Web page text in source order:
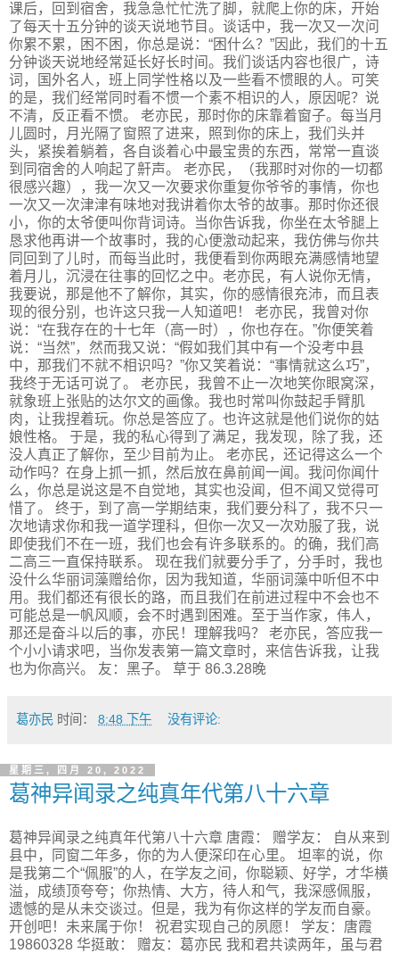
课后，回到宿舍，我急急忙忙洗了脚，就爬上你的床，开始
了每天十五分钟的谈天说地节目。谈话中，我一次又一次问
你累不累，困不困，你总是说：“困什么？”因此，我们的十五
分钟谈天说地经常延长好长时间。我们谈话内容也很广，诗
词，国外名人，班上同学性格以及一些看不惯眼的人。可笑
的是，我们经常同时看不惯一个素不相识的人，原因呢？说
不清，反正看不惯。 老亦民，那时你的床靠着窗子。每当月
儿圆时，月光隔了窗照了进来，照到你的床上，我们头并
头，紧挨着躺着，各自谈着心中最宝贵的东西，常常一直谈
到同宿舍的人响起了鼾声。 老亦民，（我那时对你的一切都
很感兴趣），我一次又一次要求你重复你爷爷的事情，你也
一次又一次津津有味地对我讲着你太爷的故事。那时你还很
小，你的太爷便叫你背词诗。当你告诉我，你坐在太爷腿上
恳求他再讲一个故事时，我的心便激动起来，我仿佛与你共
同回到了儿时，而每当此时，我便看到你两眼充满感情地望
着月儿，沉浸在往事的回忆之中。老亦民，有人说你无情，
我要说，那是他不了解你，其实，你的感情很充沛，而且表
现的很分别，也许这只我一人知道吧！ 老亦民，我曾对你
说：“在我存在的十七年（高一时），你也存在。”你便笑着
说：“当然”，然而我又说：“假如我们其中有一个没考中县
中，那我们不就不相识吗？”你又笑着说：“事情就这么巧”，
我终于无话可说了。 老亦民，我曾不止一次地笑你眼窝深，
就象班上张贴的达尔文的画像。我也时常叫你鼓起手臂肌
肉，让我捏着玩。你总是答应了。也许这就是他们说你的姑
娘性格。 于是，我的私心得到了满足，我发现，除了我，还
没人真正了解你，至少目前为止。 老亦民，还记得这么一个
动作吗？在身上抓一抓，然后放在鼻前闻一闻。我问你闻什
么，你总是说这是不自觉地，其实也没闻，但不闻又觉得可
惜了。 终于，到了高一学期结束，我们要分科了，我不只一
次地请求你和我一道学理科，但你一次又一次劝服了我，说
即使我们不在一班，我们也会有许多联系的。的确，我们高
二高三一直保持联系。 现在我们就要分手了，分手时，我也
没什么华丽词藻赠给你，因为我知道，华丽词藻中听但不中
用。我们都还有很长的路，而且我们在前进过程中不会也不
可能总是一帆风顺，会不时遇到困难。至于当作家，伟人，
那还是奋斗以后的事，亦民！理解我吗？ 老亦民，答应我一
个小小请求吧，当你发表第一篇文章时，来信告诉我，让我
也为你高兴。 友：黑子。 草于 86.3.28晚
葛亦民 时间： 8:48 下午 没有评论:
星期三, 四月 20, 2022
葛神异闻录之纯真年代第八十六章
葛神异闻录之纯真年代第八十六章 唐霞： 赠学友： 自从来到
县中，同窗二年多，你的为人便深印在心里。 坦率的说，你
是我第二个“佩服”的人，在学友之间，你聪颖、好学，才华横
溢，成绩顶夸夸；你热情、大方，待人和气，我深感佩服，
遗憾的是从未交谈过。但是，我为有你这样的学友而自豪。
开创吧！未来属于你！ 祝君实现自己的夙愿！ 学友：唐霞
19860328 华挺敢： 赠友：葛亦民 我和君共读两年，虽与君